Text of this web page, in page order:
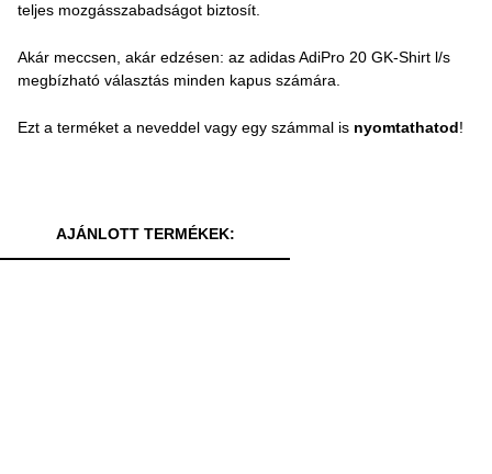
teljes mozgásszabadságot biztosít.
Akár meccsen, akár edzésen: az adidas AdiPro 20 GK-Shirt l/s
megbízható választás minden kapus számára.
Ezt a terméket a neveddel vagy egy számmal is nyomtathatod!
AJÁNLOTT TERMÉKEK: